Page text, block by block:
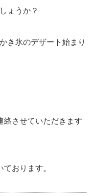
ょうか？
き氷のデザート始まり
絡させていただきます
おります。